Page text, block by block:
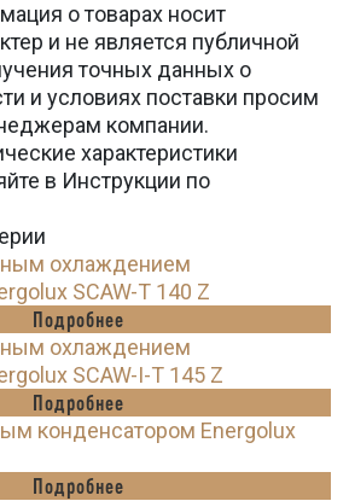
о товарах носит
и не является публичной
точных данных о
и условиях поставки просим
компании.
характеристики
в Инструкции по
охлаждением
SCAW-T 140 Z
Подробнее
охлаждением
SCAW-I-T 145 Z
Подробнее
конденсатором Energolux
Подробнее